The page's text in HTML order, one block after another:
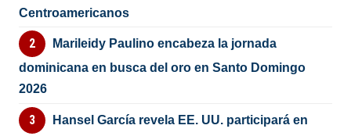
Centroamericanos
Marileidy Paulino encabeza la jornada
dominicana en busca del oro en Santo Domingo
2026
Hansel García revela EE. UU. participará en